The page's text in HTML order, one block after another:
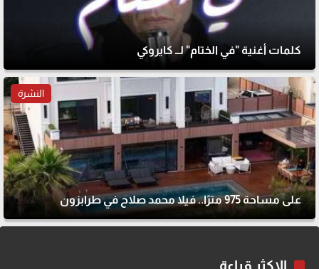
كلمات أغنية "في الختام" لــ كايروكي
النشرة
على مساحة 975 مترًا.. فيلا محمد صلاح في طرابزون
الاكثر قراءة